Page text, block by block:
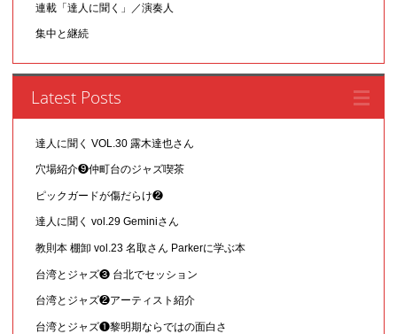
連載「達人に聞く」／演奏人
集中と継続
Latest Posts
達人に聞く VOL.30 露木達也さん
穴場紹介❾仲町台のジャズ喫茶
ピックガードが傷だらけ❷
達人に聞く vol.29 Geminiさん
教則本 棚卸 vol.23 名取さん Parkerに学ぶ本
台湾とジャズ❸ 台北でセッション
台湾とジャズ❷アーティスト紹介
台湾とジャズ❶黎明期ならではの面白さ